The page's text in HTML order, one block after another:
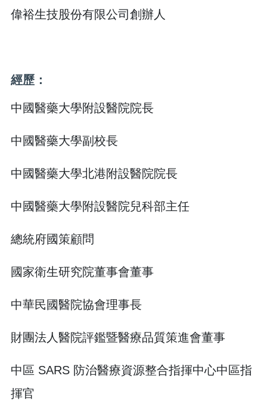
偉裕生技股份有限公司創辦人
經歷：
中國醫藥大學附設醫院院長
中國醫藥大學副校長
中國醫藥大學北港附設醫院院長
中國醫藥大學附設醫院兒科部主任
總統府國策顧問
國家衛生研究院董事會董事
中華民國醫院協會理事長
財團法人醫院評鑑暨醫療品質策進會董事
中區 SARS 防治醫療資源整合指揮中心中區指
揮官